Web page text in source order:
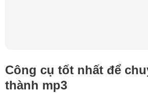
Công cụ tốt nhất để
thành mp3